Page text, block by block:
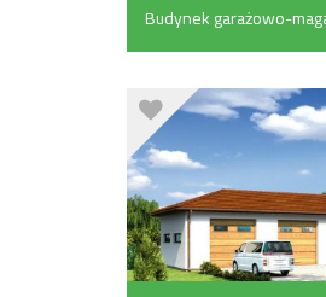
Budynek garażowo-
częścią pomocniczą